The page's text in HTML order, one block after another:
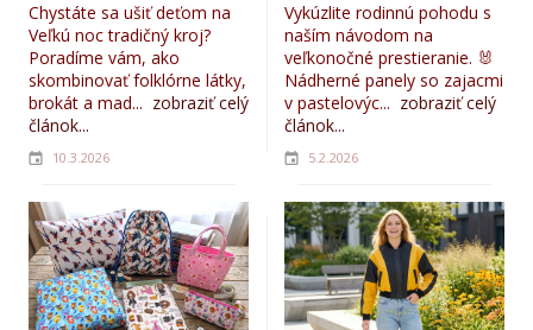
Chystáte sa ušiť deťom na
Veľkú noc tradičný kroj?
Poradíme vám, ako
skombinovať folklórne látky,
brokát a mad... zobraziť celý
článok...
10.3.2026
Vykúzlite rodinnú pohodu s
naším návodom na
veľkonočné prestieranie. 🐰
Nádherné panely so zajacmi
v pastelovýc... zobraziť celý
článok...
5.2.2026